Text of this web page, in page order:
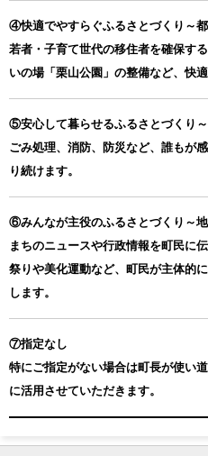
④快適でやすらぐふるさとづくり～
若者・子育て世代の移住者を確保す
いの場「栗山公園」の整備など、快
⑤安心して暮らせるふるさとづくり
ごみ処理、消防、防災など、誰もが
り続けます。
⑥みんなが主役のふるさとづくり～
まちのニュースや行政情報を町民に
祭りや美化運動など、町民が主体的
します。
⑦指定なし
特にご指定がない場合は町長が使い
に活用させていただきます。